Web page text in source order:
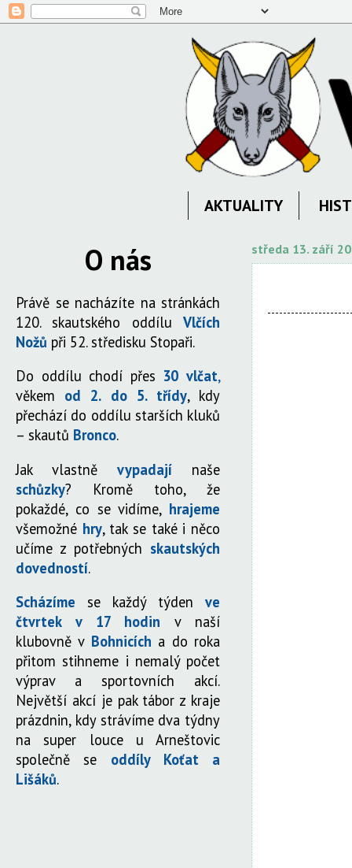
AKTUALITY
středa 13. září
O nás
Právě se nacházíte na stránkách
120. skautského oddílu Vlčích
Nožů při 52. středisku Stopaři.
Do oddílu chodí přes 30 vlčat,
věkem od 2. do 5. třídy, kdy
přechází do oddílu starších kluků
– skautů Bronco.
Jak vlastně vypadají
naše
schůzky? Kromě toho, že
pokaždé, co se vidíme, hrajeme
všemožné hry, tak se také i něco
učíme z potřebných skautských
dovedností.
Scházíme
se každý týden ve
čtvrtek v 17 hodin v naší
klubovně v Bohnicích a do roka
přitom stihneme i nemalý počet
výprav a sportovních akcí.
Největší akcí je pak tábor z kraje
prázdnin, kdy strávíme dva týdny
na super louce u Arneštovic
společně se oddíly Koťat a
Lišáků.